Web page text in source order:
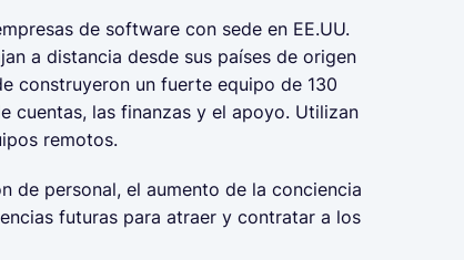
de software con sede en EE.UU.
a distancia desde sus países de origen
construyeron un fuerte equipo de 130
cuentas, las finanzas y el apoyo. Utilizan
remotos.
de personal, el aumento de la conciencia
futuras para atraer y contratar a los